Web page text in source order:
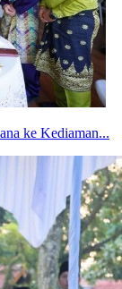
ke Kediaman...